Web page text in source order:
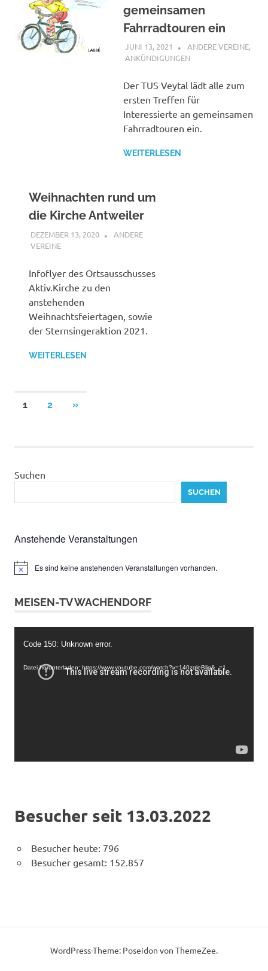
gemeinsamen
Fahrradtouren ein
JUNI 13, 2021
BUERGERVEREIN
WACHENDORF E.V.
ANDERE VEREINE,
ANKÜNDIGUNGEN
Der TUS Veytal lädt alle zum
ersten Treffen für
Interessierte an gemeinsamen
Fahrradtouren ein.
WEITERLESEN
Weihnachten rund um
die Kirche Antweiler
DEZEMBER 13, 2020 BUERGERVEREIN WACHENDORF E.V.
ANDERE
VEREINE
Infoflyer des Ortsausschusses
Aktiv.Kirche zu den
anstehenden
Weihnachtsfeiertagen, sowie
der Sternsingeraktion 2021.
WEITERLESEN
Seitennummerierung
1 2
NÄCHSTE
»
Suchen
SUCHEN
Anstehende Veranstaltungen
HinweisEs sind keine anstehenden Veranstaltungen vorhanden.
MEISEN-TV WACHENDORF
Player
Code 150: Unknown error.
Datei herunterladen: https://www.youtube.com/watch?v=140zqleBljg&_=1
Besucher seit 13.03.2022
Besucher heute: 796
Besucher gesamt: 152.857
WordPress-Theme: Poseidon von ThemeZee.